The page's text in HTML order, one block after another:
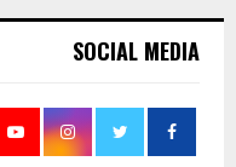
المقالات
SOCIAL MEDIA